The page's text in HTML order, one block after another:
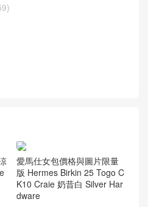
愛馬仕女包價格與圖片限量
版 Hermes Birkin 25 Togo C
K10 Craie 奶昔白 Silver Har
dware